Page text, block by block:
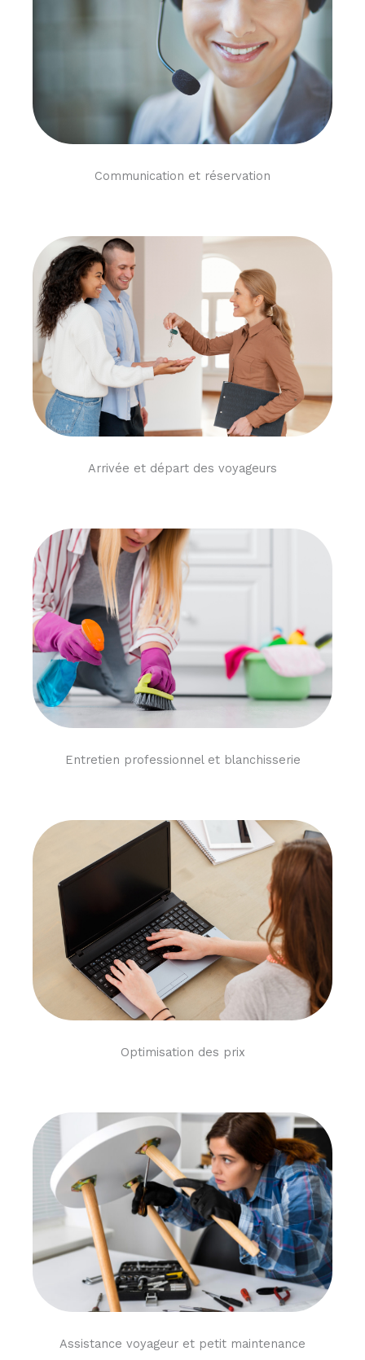
Communication et réservation
Arrivée et départ des voyageurs
Entretien professionnel et blanchisserie
Optimisation des prix
Assistance voyageur et petit maintenance